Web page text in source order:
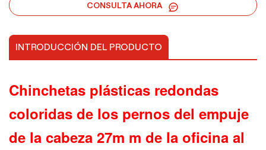
CONSULTA AHORA
INTRODUCCIÓN DEL PRODUCTO
Chinchetas plásticas redondas
coloridas de los pernos del empuje
de la cabeza 27m m de la oficina al